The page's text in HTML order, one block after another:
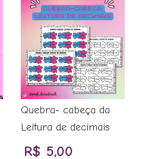
Quebra- cabeça da
Leitura de decimais
R$ 5,00